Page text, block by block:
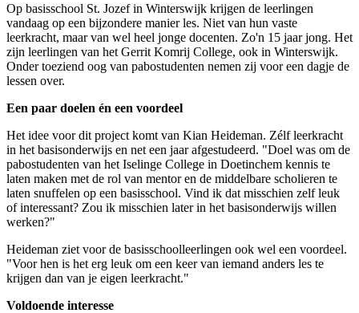
Op basisschool St. Jozef in Winterswijk krijgen de leerlingen
vandaag op een bijzondere manier les. Niet van hun vaste
leerkracht, maar van wel heel jonge docenten. Zo'n 15 jaar jong. Het
zijn leerlingen van het Gerrit Komrij College, ook in Winterswijk.
Onder toeziend oog van pabostudenten nemen zij voor een dagje de
lessen over.
Een paar doelen én een voordeel
Het idee voor dit project komt van Kian Heideman. Zélf leerkracht
in het basisonderwijs en net een jaar afgestudeerd. "Doel was om de
pabostudenten van het Iselinge College in Doetinchem kennis te
laten maken met de rol van mentor en de middelbare scholieren te
laten snuffelen op een basisschool. Vind ik dat misschien zelf leuk
of interessant? Zou ik misschien later in het basisonderwijs willen
werken?"
Heideman ziet voor de basisschoolleerlingen ook wel een voordeel.
"Voor hen is het erg leuk om een keer van iemand anders les te
krijgen dan van je eigen leerkracht."
Voldoende interesse